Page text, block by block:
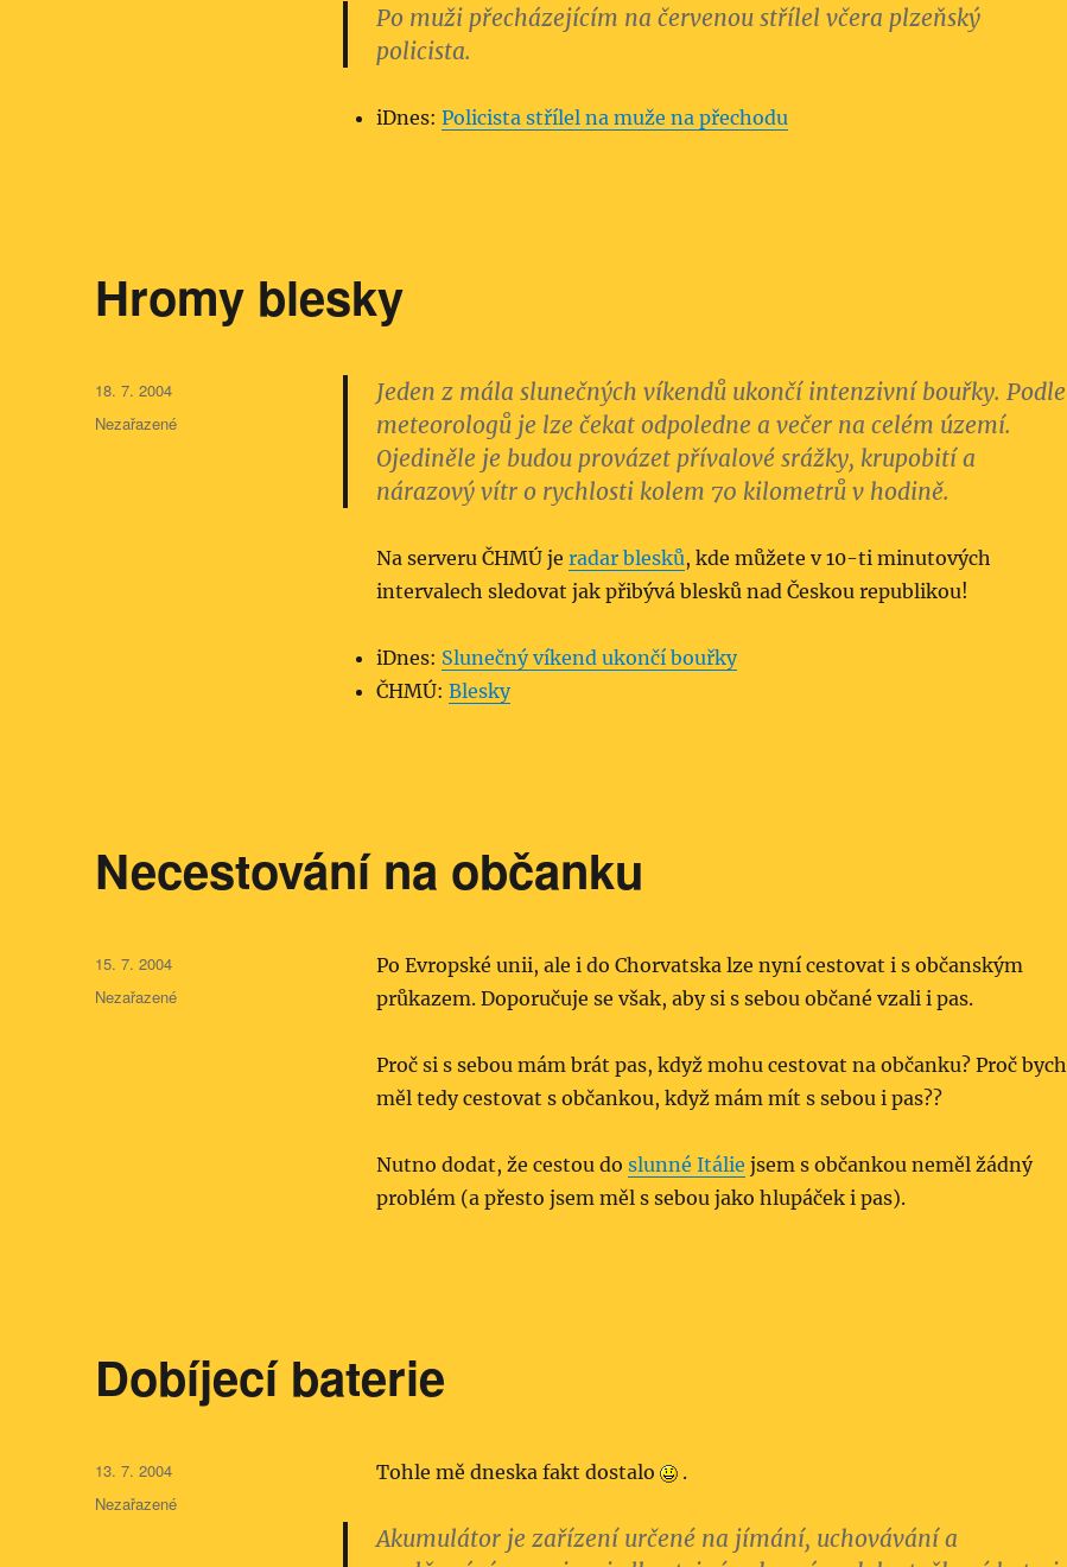
Po muži přecházejícím na červenou střílel včera plzeňský
policista.
iDnes: Policista střílel na muže na přechodu
Hromy blesky
Jeden z mála slunečných víkendů ukončí intenzivní bouřky. Podle
meteorologů je lze čekat odpoledne a večer na celém území.
Ojediněle je budou provázet přívalové srážky, krupobití a
nárazový vítr o rychlosti kolem 70 kilometrů v hodině.
Na serveru ČHMÚ je radar blesků, kde můžete v 10-ti minutových
intervalech sledovat jak přibývá blesků nad Českou republikou!
iDnes: Slunečný víkend ukončí bouřky
ČHMÚ: Blesky
Publikováno:
18. 7. 2004
Rubriky:
Nezařazené
Necestování na občanku
Po Evropské unii, ale i do Chorvatska lze nyní cestovat i s občanským
průkazem. Doporučuje se však, aby si s sebou občané vzali i pas.
Proč si s sebou mám brát pas, když mohu cestovat na občanku? Proč bych
měl tedy cestovat s občankou, když mám mít s sebou i pas??
Nutno dodat, že cestou do slunné Itálie jsem s občankou neměl žádný
problém (a přesto jsem měl s sebou jako hlupáček i pas).
Publikováno:
15. 7. 2004
Rubriky:
Nezařazené
Dobíjecí baterie
Tohle mě dneska fakt dostalo .
Akumulátor je zařízení určené na jímání, uchovávání a
Publikováno:
13. 7. 2004
Rubriky:
Nezařazené